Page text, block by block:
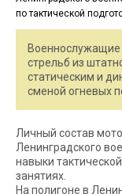
Военнослужащие
стрельб из
статическим и
сменой огневых
Личный состав
Ленинградского
навыки
занятиях.
На полигоне в